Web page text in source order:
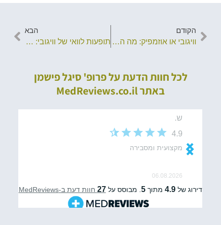
הקודם
וויגובי או אוזמפיק: מה ההבדל בין תרופות ההרזיה?
הבא
תופעות לוואי של וויגובי: מה חשוב לדעת?
לכל חוות הדעת על פרופ' סיגל פישמן
באתר MedReviews.co.il